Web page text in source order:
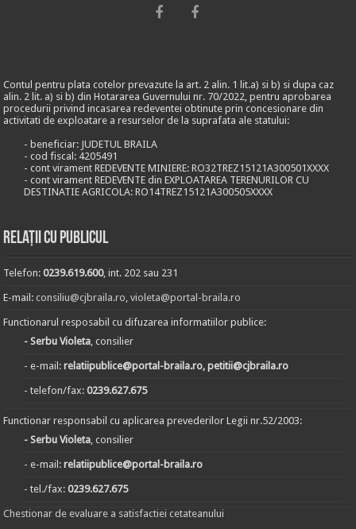
Contul pentru plata cotelor prevazute la art. 2 alin. 1 lit.a) si b) si dupa caz
alin. 2 lit. a) si b) din Hotararea Guvernului nr. 70/2022, pentru aprobarea
procedurii privind incasarea redeventei obtinute prin concesionare din
activitati de exploatare a resurselor de la suprafata ale statului:
- beneficiar: JUDETUL BRAILA
- cod fiscal: 4205491
- cont virament REDEVENTE MINIERE: RO32TREZ15121A300501XXXX
- cont virament REDEVENTE din EXPLOATAREA TERENURILOR CU
DESTINATIE AGRICOLA: RO14TREZ15121A300505XXXX
Relații cu publicul
Telefon:0239.619.600, int. 202 sau 231
E-mail:consiliu@cjbraila.ro,violeta@portal-braila.ro
Functionarul resposabil cu difuzarea informatiilor publice:
- Serbu Violeta, consilier
- e-mail:relatiipublice@portal-braila.ro, petitii@cjbraila.ro
- telefon/fax:0239.627.675
Functionar responsabil cu aplicarea prevederilor Legii nr.52/2003:
- Serbu Violeta, consilier
- e-mail:relatiipublice@portal-braila.ro
- tel./fax:0239.627.675
Chestionar de evaluare a satisfactiei cetateanului